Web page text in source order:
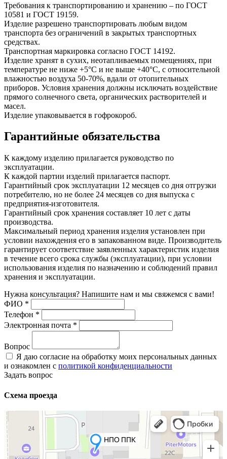
Требования к транспортированию и хранению – по ГОСТ
10581 и ГОСТ 19159.
Изделие разрешено транспортировать любым видом
транспорта без ограничений в закрытых транспортных
средствах.
Транспортная маркировка согласно ГОСТ 14192.
Изделие хранят в сухих, неотапливаемых помещениях, при
температуре не ниже +5°С и не выше +40°С, с относительной
влажностью воздуха 50-70%, вдали от отопительных
приборов. Условия хранения должны исключать воздействие
прямого солнечного света, органических растворителей и
масел.
Изделие упаковывается в гофрокороб.
Гарантийные обязательства
К каждому изделию прилагается руководство по
эксплуатации.
К каждой партии изделий прилагается паспорт.
Гарантийный срок эксплуатации 12 месяцев со дня отгрузки
потребителю, но не более 24 месяцев со дня выпуска с
предприятия-изготовителя.
Гарантийный срок хранения составляет 10 лет с даты
производства.
Максимальный период хранения изделия установлен при
условии нахождения его в запакованном виде. Производитель
гарантирует соответствие заявленных характеристик изделия
в течение всего срока службы (эксплуатации), при условии
использования изделия по назначению и соблюдений правил
хранения и эксплуатации.
Нужна консультация? Напишите нам и мы свяжемся с вами!
ФИО *
Телефон *
Электронная почта *
Вопрос
Я даю согласие на обработку моих персональных данных
и ознакомлен с политикой конфиденциальности
Задать вопрос
Схема проезда